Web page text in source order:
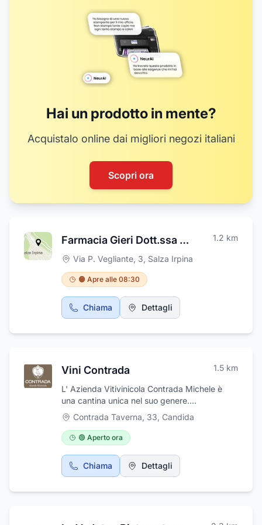
Hai un prodotto in mente?
Acquistalo online dai migliori negozi italiani
Scopri ora
Farmacia Gieri Dott.ssa Mirella 1.2 km
Via P. Vegliante, 3, Salza Irpina
🟠 Apre alle 08:30
Chiama Dettagli
Vini Contrada 1.5 km
L' Azienda Vitivinicola Contrada Michele è
una cantina unica nel suo genere.
Combinando tecniche tradizionali e tecnologie
moderne, i suoi vini d'autore hanno raggiunto
alti livelli di qualità e genuinità per il piacere
dei consumatori di tutto il mondo. Con uve
provenienti da vigneti interamente ristrutturati
secondo le più scrupolose tecniche
ambientale, il Taurasi Doc, il Greco di Tufo e il
Contrada Taverna, 33, Candida
🟢 Aperto ora
Chiama Dettagli